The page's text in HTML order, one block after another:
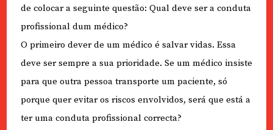
de colocar a seguinte questão: Qual deve ser a conduta
profissional dum médico?
O primeiro dever de um médico é salvar vidas. Essa
deve ser sempre a sua prioridade. Se um médico insiste
para que outra pessoa transporte um paciente, só
porque quer evitar os riscos envolvidos, será que está a
ter uma conduta profissional correcta?